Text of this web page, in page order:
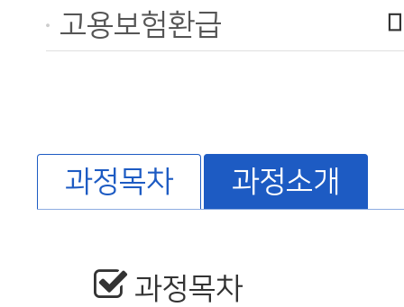
고용보험환급
과정목차 과정소개
과정목차